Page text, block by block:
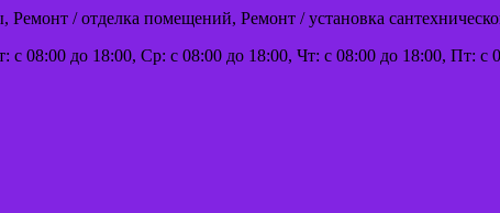
Ремонт / отделка помещений, Ремонт / установка
08:00 до 18:00, Ср: с 08:00 до 18:00, Чт: с 08:00 до 18:00, Пт: